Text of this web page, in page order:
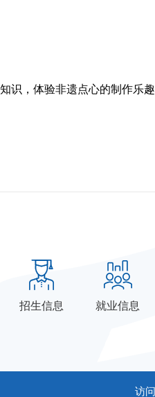
识，体验非遗点心的制作乐
招生信息 就业信息
访